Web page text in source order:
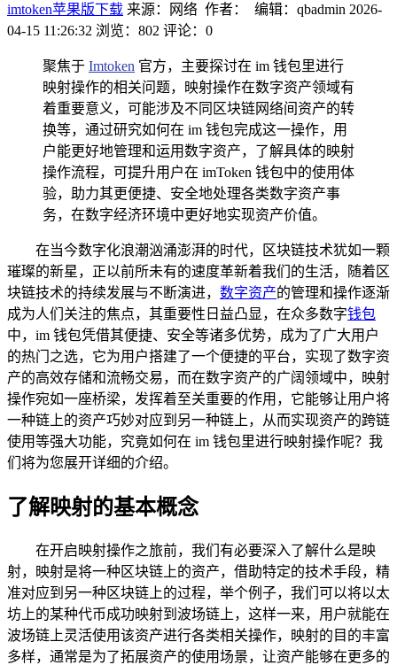
imtoken苹果版下载 来源：网络 作者： 编辑：qbadmin 2026-
04-15 11:26:32 浏览：802 评论：0
聚焦于 Imtoken 官方，主要探讨在 im 钱包里进行
映射操作的相关问题，映射操作在数字资产领域有
着重要意义，可能涉及不同区块链网络间资产的转
换等，通过研究如何在 im 钱包完成这一操作，用
户能更好地管理和运用数字资产，了解具体的映射
操作流程，可提升用户在 imToken 钱包中的使用体
验，助力其更便捷、安全地处理各类数字资产事
务，在数字经济环境中更好地实现资产价值。
在当今数字化浪潮汹涌澎湃的时代，区块链技术犹如一颗
璀璨的新星，正以前所未有的速度革新着我们的生活，随着区
块链技术的持续发展与不断演进， 数字资产的管理和操作逐渐
成为人们关注的焦点，其重要性日益凸显，在众多数字钱包
中，im 钱包凭借其便捷、安全等诸多优势，成为了广大用户
的热门之选，它为用户搭建了一个便捷的平台，实现了数字资
产的高效存储和流畅交易，而在数字资产的广阔领域中，映射
操作宛如一座桥梁，发挥着至关重要的作用，它能够让用户将
一种链上的资产巧妙对应到另一种链上，从而实现资产的跨链
使用等强大功能，究竟如何在 im 钱包里进行映射操作呢？我
们将为您展开详细的介绍。
了解映射的基本概念
在开启映射操作之旅前，我们有必要深入了解什么是映
射，映射是将一种区块链上的资产，借助特定的技术手段，精
准对应到另一种区块链上的过程，举个例子，我们可以将以太
坊上的某种代币成功映射到波场链上，这样一来，用户就能在
波场链上灵活使用该资产进行各类相关操作，映射的目的丰富
多样，通常是为了拓展资产的使用场景，让资产能够在更多的